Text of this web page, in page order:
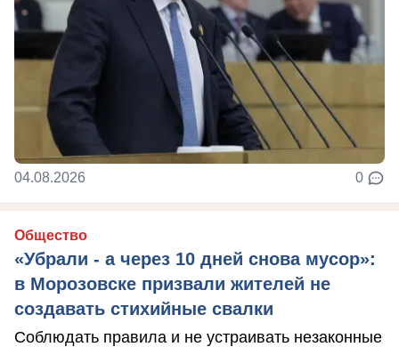
04.08.2026 0
Общество
«Убрали - а через 10 дней снова мусор»:
в Морозовске призвали жителей не
создавать стихийные свалки
Соблюдать правила и не устраивать незаконные